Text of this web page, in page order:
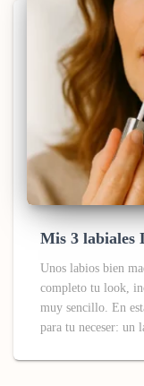
Mis 3 labiales
Unos labios bien
completo tu look,
muy sencillo. En
para tu neceser: un